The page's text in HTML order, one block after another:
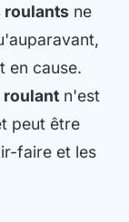
roulants ne
en cause.
roulant n'est
peut être
faire et les